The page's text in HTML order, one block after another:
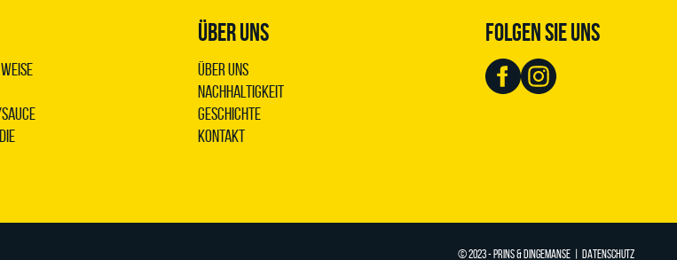
ÜBER UNS
Über uns
Nachhaltigkeit
Geschichte
Kontakt
FOLGEN SIE UNS
© 2023 - PRINS & DINGEMANSE | DATENSCHUTZ